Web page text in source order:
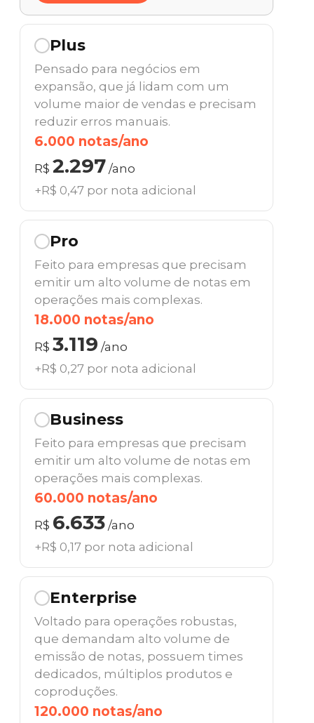
Plus
Pensado para negócios em
expansão, que já lidam com um
volume maior de vendas e precisam
reduzir erros manuais.
6.000 notas/ano
R$ 2.297 /ano
+R$ 0,47 por nota adicional
Pro
Feito para empresas que precisam
emitir um alto volume de notas em
operações mais complexas.
18.000 notas/ano
R$ 3.119 /ano
+R$ 0,27 por nota adicional
Business
Feito para empresas que precisam
emitir um alto volume de notas em
operações mais complexas.
60.000 notas/ano
R$ 6.633 /ano
+R$ 0,17 por nota adicional
Enterprise
Voltado para operações robustas,
que demandam alto volume de
emissão de notas, possuem times
dedicados, múltiplos produtos e
coproduções.
120.000 notas/ano